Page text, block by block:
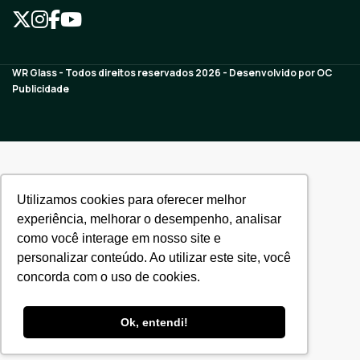
Utilizamos cookies para oferecer melhor
experiência, melhorar o desempenho, analisar
como você interage em nosso site e
personalizar conteúdo. Ao utilizar este site, você
concorda com o uso de cookies.
Ok, entendi!
WR Glass - Todos direitos reservados 2026 - Desenvolvido porOC
Publicidade